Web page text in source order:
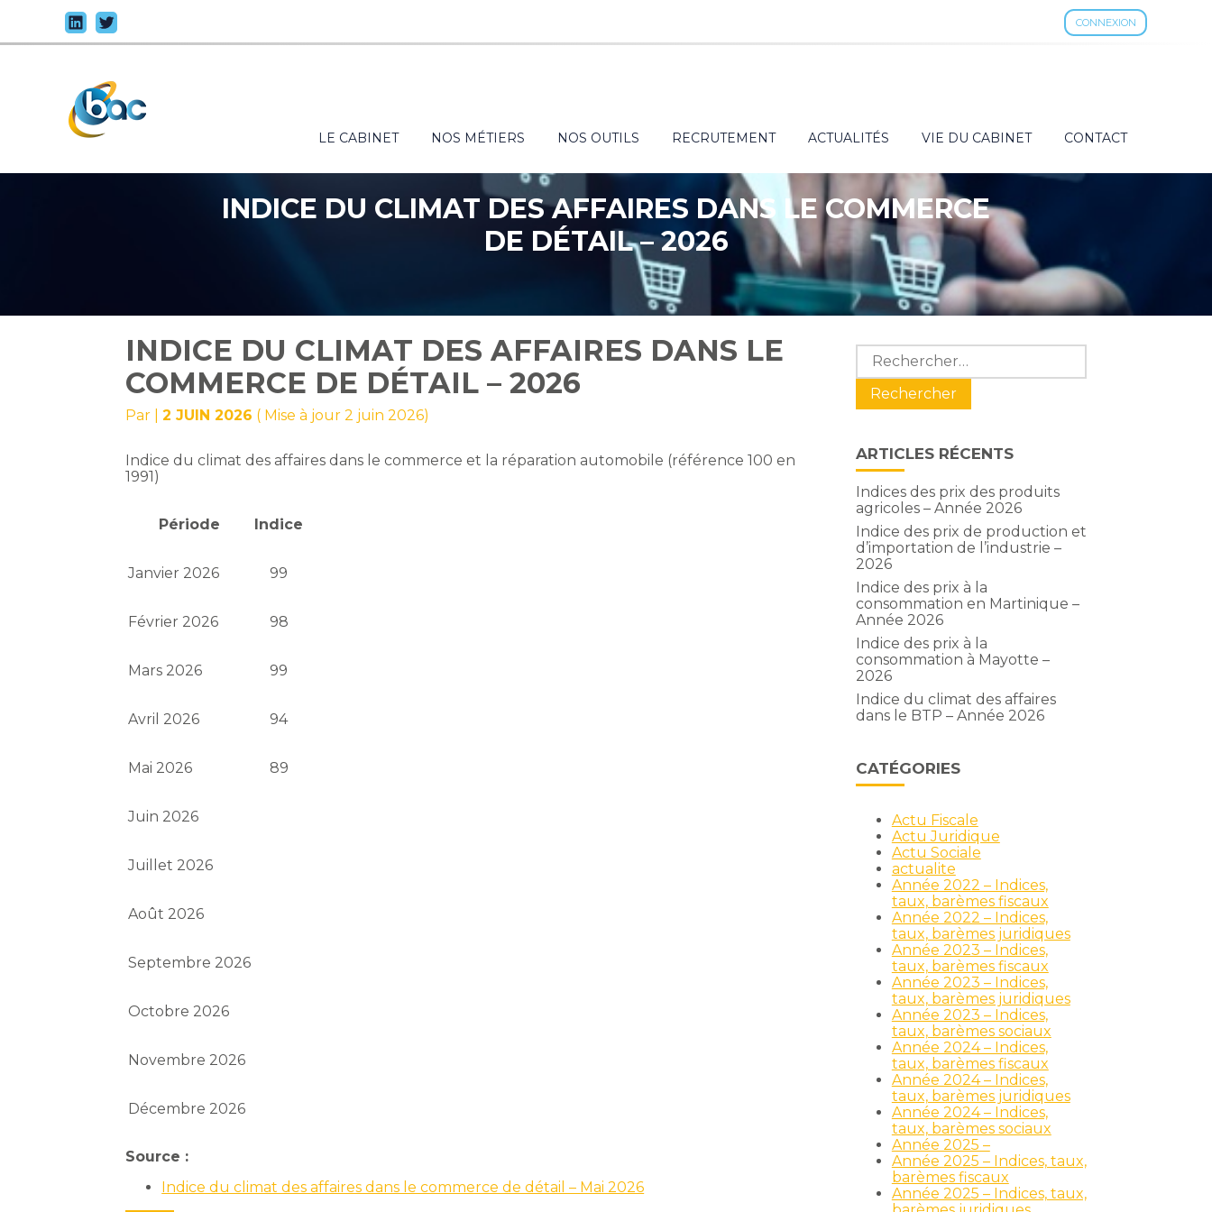
CONNEXION
au
Principal
LE CABINET NOS MÉTIERS NOS OUTILS RECRUTEMENT ACTUALITÉS VIE DU CABINET CONTACT
INDICE DU CLIMAT DES AFFAIRES DANS LE COMMERCE
DE DÉTAIL – 2026
INDICE DU CLIMAT DES AFFAIRES DANS LE
COMMERCE DE DÉTAIL – 2026
Par |2 JUIN 2026 ( Mise à jour 2 juin 2026)
Indice du climat des affaires dans le commerce et la réparation automobile (référence 100 en
1991)
Période Indice
Janvier 2026 99
Février 2026 98
Mars 2026 99
Avril 2026 94
Mai 2026 89
Juin 2026
Juillet 2026
Août 2026
Septembre 2026
Octobre 2026
Novembre 2026
Décembre 2026
Source :
Indice du climat des affaires dans le commerce de détail – Mai 2026
Blog
sidebar
Rechercher :
ARTICLES RÉCENTS
Indices des prix des produits
agricoles – Année 2026
Indice des prix de production et
d’importation de l’industrie –
2026
Indice des prix à la
consommation en Martinique –
Année 2026
Indice des prix à la
consommation à Mayotte –
2026
Indice du climat des affaires
dans le BTP – Année 2026
CATÉGORIES
Actu Fiscale
Actu Juridique
Actu Sociale
actualite
Année 2022 – Indices,
taux, barèmes fiscaux
Année 2022 – Indices,
taux, barèmes juridiques
Année 2023 – Indices,
taux, barèmes fiscaux
Année 2023 – Indices,
taux, barèmes juridiques
Année 2023 – Indices,
taux, barèmes sociaux
Année 2024 – Indices,
taux, barèmes fiscaux
Année 2024 – Indices,
taux, barèmes juridiques
Année 2024 – Indices,
taux, barèmes sociaux
Année 2025 –
Année 2025 – Indices, taux,
barèmes fiscaux
Année 2025 – Indices, taux,